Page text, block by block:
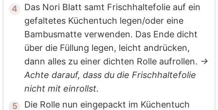
Das Nori Blatt samt Frischhaltefolie auf ein
gefaltetes Küchentuch legen/oder eine
Bambusmatte verwenden. Das Ende dicht
über die Füllung legen, leicht andrücken,
dann alles zu einer dichten Rolle aufrollen. →
Achte darauf, dass du die Frischhaltefolie
nicht mit einrollst.
Die Rolle nun eingepackt im Küchentuch